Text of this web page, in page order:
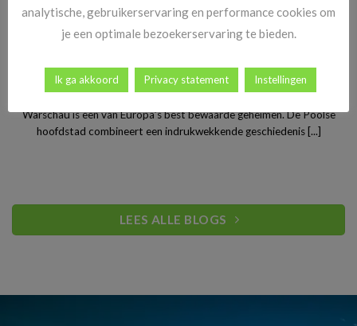
Stedentrip Warschau: ontdek de verrassende charme van
Polen’s bruisende hoofdstad
Warschau is een van Europa’s best bewaarde geheimen. De Poolse
hoofdstad combineert een indrukwekkende geschiedenis [...]
LEES ALLE BLOGS
analytische, gebruikerservaring en performance cookies om
je een optimale bezoekerservaring te bieden.
Ik ga akkoord Privacy statement Instellingen